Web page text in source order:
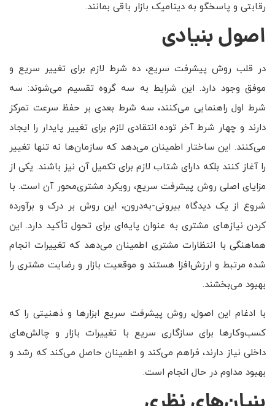
رقابتی و پاسخگو به دینامیک بازار باقی بمانند.
اصول بنیادی
در قلب روش پیشرفت سریع، ده شرط لازم برای تغییر سریع و
موفق وجود دارد. این شرایط به سه گروه تقسیم می‌شوند: سه
شرط اول راهنمایی می‌کنند، سه شرط بعدی بر حفظ سرعت تمرکز
دارند و چهار شرط آخر توده انتقادی لازم برای تغییر پایدار را ایجاد
می‌کنند. این ساختار اطمینان می‌دهد که سازمان‌ها نه تنها تغییر
را آغاز کنند بلکه دارای شتاب لازم برای تکمیل آن نیز باشند. یکی از
مزایای اصلی روش پیشرفت سریع، رویکرد مشتری‌محور آن است. با
شروع از یک دیدگاه بیرونی-به‌درون، این روش بر درک و برآورده
کردن نیازهای مشتری به عنوان پایه‌ای برای تحول تأکید دارد. این
هماهنگی با انتظارات مشتری اطمینان می‌دهد که تغییرات انجام
شده مرتبط و ارزش‌افزا هستند و موقعیت بازار و رضایت مشتری را
بهبود می‌بخشند.
با ادغام این اصول، روش پیشرفت سریع ابزارها و ذهنیتی را که
کسب‌وکارها برای سازگاری سریع با تغییرات بازار و چالش‌های
داخلی نیاز دارند، فراهم می‌کند و اطمینان حاصل می‌کند که رشد و
بهبود مداوم در حال انجام است.